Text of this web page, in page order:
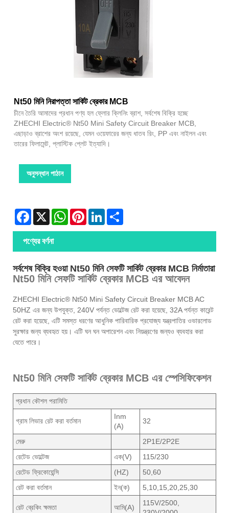
Nt50 মিনি নিরাপত্তা সার্কিট ব্রেকার MCB
চীনে তৈরি আমাদের প্রধান পণ্য হল ফ্লোর ক্লিনিং ব্রাশ, সর্বশেষ বিক্রি হচ্ছে
ZHECHI Electric® Nt50 Mini Safety Circuit Breaker MCB,
এছাড়াও ব্রাশের অংশ রয়েছে, যেমন ওয়েফারের জন্য ধাতব রিং, PP এবং নাইলন এবং
তারের ফিলামেন্ট, প্লাস্টিক প্লেট ইত্যাদি।
অনুসন্ধান পাঠান
Facebook
X WhatsAppPinterestLinkedIn
পণ্যের বর্ণনা
সর্বশেষ বিক্রি হওয়া Nt50 মিনি সেফটি সার্কিট ব্রেকার MCB নির্মাতারা
Nt50 মিনি সেফটি সার্কিট ব্রেকার MCB এর আবেদন
ZHECHI Electric® Nt50 Mini Safety Circuit Breaker MCB AC
50HZ এর জন্য উপযুক্ত, 240V পর্যন্ত ভোল্টেজ রেট করা হয়েছে, 32A পর্যন্ত কারেন্ট
রেট করা হয়েছে, এটি সমস্ত ধরণের আধুনিক পারিবারিক প্রযোজ্য যন্ত্রপাতির ওভারলোড
সুরক্ষার জন্য ব্যবহৃত হয়। এটি ঘন ঘন অপারেশন এবং নিয়ন্ত্রণের জন্যও ব্যবহার করা
যেতে পারে।
Nt50 মিনি সেফটি সার্কিট ব্রেকার MCB এর স্পেসিফিকেশন
প্রধান কৌশল পরামিতি
গ্রাম লিভার রেট করা বর্তমান
Inm
(A)
32
মেরু
2P1E/2P2E
রেটেড ভোল্টেজ
এক(V)
115/230
রেটেড ফ্রিকোয়েন্সি
(HZ)
50,60
রেট করা বর্তমান
ইন(ক) 5,10,15,20,25,30
রেট ব্রেকিং ক্ষমতা আমি(A)
115V/2500,